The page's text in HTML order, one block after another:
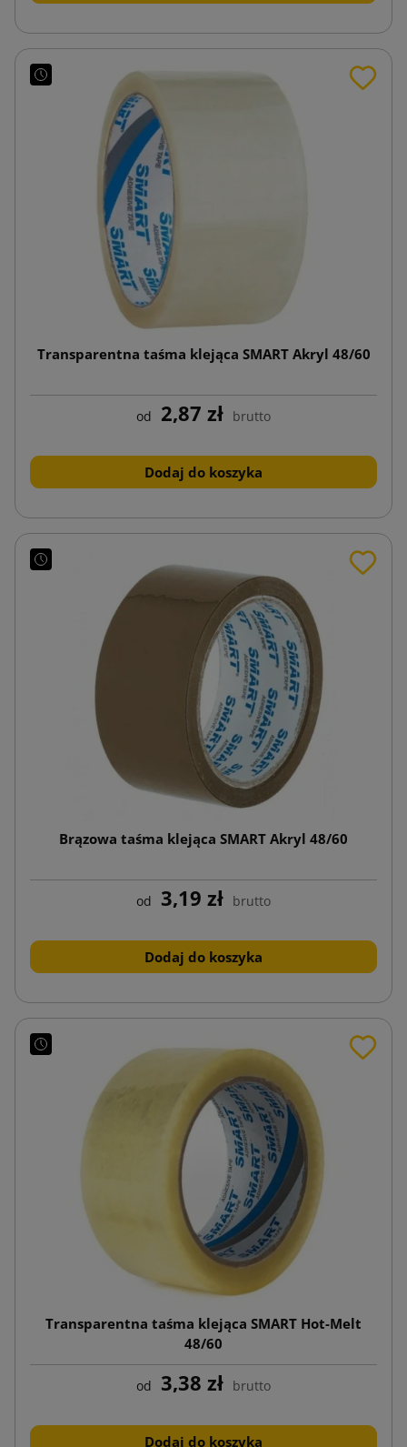
Transparentna taśma klejąca SMART Akryl 48/60
od 2,87 zł brutto
Dodaj do koszyka
Brązowa taśma klejąca SMART Akryl 48/60
od 3,19 zł brutto
Dodaj do koszyka
Transparentna taśma klejąca SMART Hot-Melt
48/60
od 3,38 zł brutto
Dodaj do koszyka